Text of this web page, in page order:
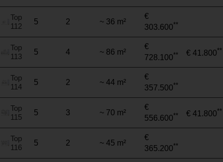
Top
112
5 2 ~ 36 m²
€
303.600**
Top
113
5 4 ~ 86 m²
€
728.100** € 41.800**
Top
114
5 2 ~ 44 m²
€
357.500**
Top
115
5 3 ~ 70 m²
€
556.600** € 41.800**
Top
116
5 2 ~ 45 m²
€
365.200**